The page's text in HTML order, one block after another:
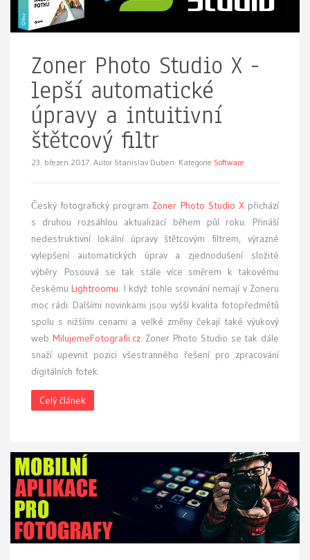
Zoner Photo Studio X -
lepší automatické
úpravy a intuitivní
štětcový filtr
23. březen 2017. Autor Stanislav Duben. Kategorie Software
Český fotografický program Zoner Photo Studio Xpřichází
s druhou rozsáhlou aktualizací během půl roku. Přináší
nedestruktivní lokální úpravy štětcovým filtrem, výrazné
vylepšení automatických úprav a zjednodušení složité
výběry. Posouvá se tak stále více směrem k takovému
českému Lightroomu. I když tohle srovnání nemají v Zoneru
moc rádi. Dalšími novinkami jsou vyšší kvalita fotopředmětů
spolu s nižšími cenami a velké změny čekají také výukový
web MilujemeFotografii.cz. Zoner Photo Studio se tak dále
snaží upevnit pozici všestranného řešení pro zpracování
digitálních fotek.
Celý článek